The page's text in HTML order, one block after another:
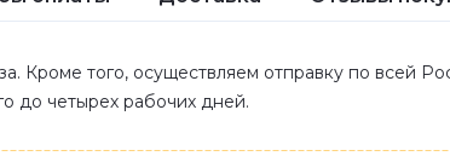
Кроме того, осуществляем отправку по всей
до четырех рабочих дней.